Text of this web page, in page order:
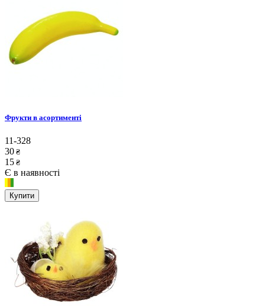
Фрукти в асортименті
11-328
30 ₴
15 ₴
Є в наявності
Купити